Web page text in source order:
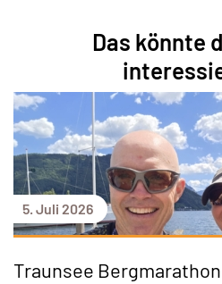
Das könnte
5. Juli 2026
Traunsee Bergmarathon